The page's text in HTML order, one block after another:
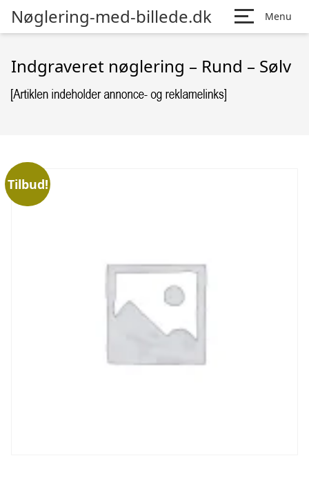
Nøglering-med-billede.dk Menu
Indgraveret nøglering – Rund – Sølv
Tilbud!